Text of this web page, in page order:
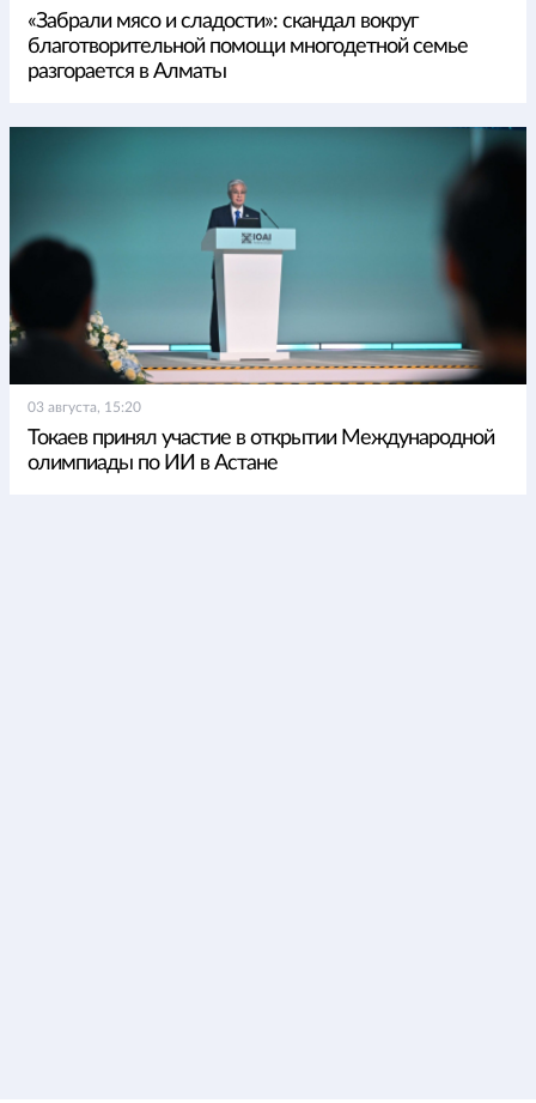
«Забрали мясо и сладости»: скандал вокруг
благотворительной помощи многодетной семье
разгорается в Алматы
03 августа, 15:20
Токаев принял участие в открытии Международной
олимпиады по ИИ в Астане